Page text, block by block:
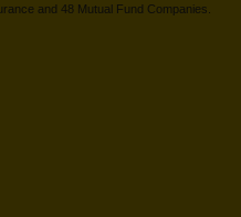
and 48 Mutual Fund Companies.